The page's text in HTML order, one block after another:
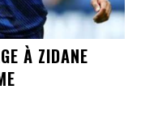
À ZIDANE